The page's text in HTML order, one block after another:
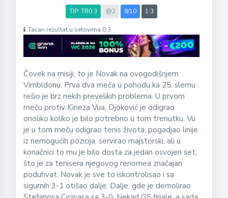
TIP: TR0:3 @2 8/10 1:3
Tacan rezultat u setovima 0:3
Čovek na misiji, to je Novak na ovogodišnjem
Vimbldonu. Prva dva meča u pohodu ka 25. slemu
rešio je brz nekih prevelikih problema. U prvom
meču protiv Kineza Vua, Djoković je odigrao
onoliko koliko je bilo potrebno u tom trenutku. Vu
je u tom meču odigrao tenis života, pogadjao linije
iz nemogućih pozicija, servirao majstorski, ali u
konačnici to mu je bilo dosta za jedan osvojen set,
što je za tenisera njegovog renomea značajan
poduhvat. Novak je sve to iskontrolisao i sa
sigurnih 3-1 otišao dalje. Dalje, gde je demolirao